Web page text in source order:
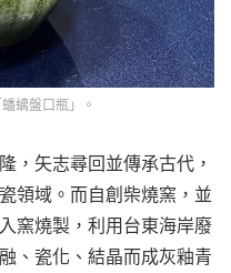
螭盤口瓶」。
，矢志尋回並傳承古代，
領域。而自創柴燒窯，並
窯燒製，利用台東海岸廢
、瓷化、結晶而成灰釉青